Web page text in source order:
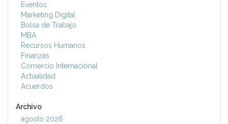
Eventos
Marketing Digital
Bolsa de Trabajo
MBA
Recursos Humanos
Finanzas
Comercio Internacional
Actualidad
Acuerdos
Archivo
agosto 2026